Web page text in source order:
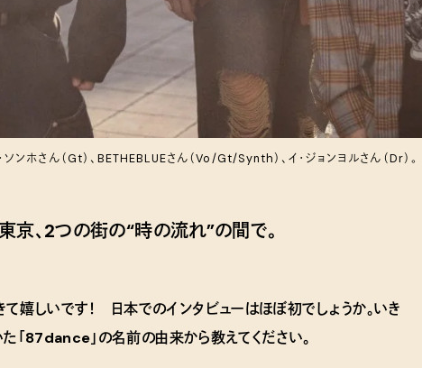
ソンホさん（Gt）、BETHEBLUEさん（Vo/Gt/Synth）、イ・ジョンヨルさん（Dr）。
京、2つの街の“時の流れ”の間で。
て嬉しいです！ 日本でのインタビューはほぼ初でしょうか。いき
「87dance」の名前の由来から教えてください。